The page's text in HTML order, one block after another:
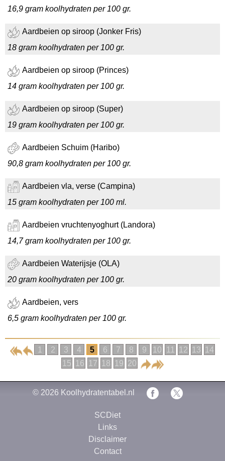
16,9 gram koolhydraten per 100 gr.
Aardbeien op siroop (Jonker Fris)
18 gram koolhydraten per 100 gr.
Aardbeien op siroop (Princes)
14 gram koolhydraten per 100 gr.
Aardbeien op siroop (Super)
19 gram koolhydraten per 100 gr.
Aardbeien Schuim (Haribo)
90,8 gram koolhydraten per 100 gr.
Aardbeien vla, verse (Campina)
15 gram koolhydraten per 100 ml.
Aardbeien vruchtenyoghurt (Landora)
14,7 gram koolhydraten per 100 gr.
Aardbeien Waterijsje (OLA)
20 gram koolhydraten per 100 gr.
Aardbeien, vers
6,5 gram koolhydraten per 100 gr.
1 2 3 4 5 6 7 8 9 10 11 12 13
14
15
16 17 18 19 20
© 2026 Koolhydratentabel.nl
SCDiet
Links
Disclaimer
Contact